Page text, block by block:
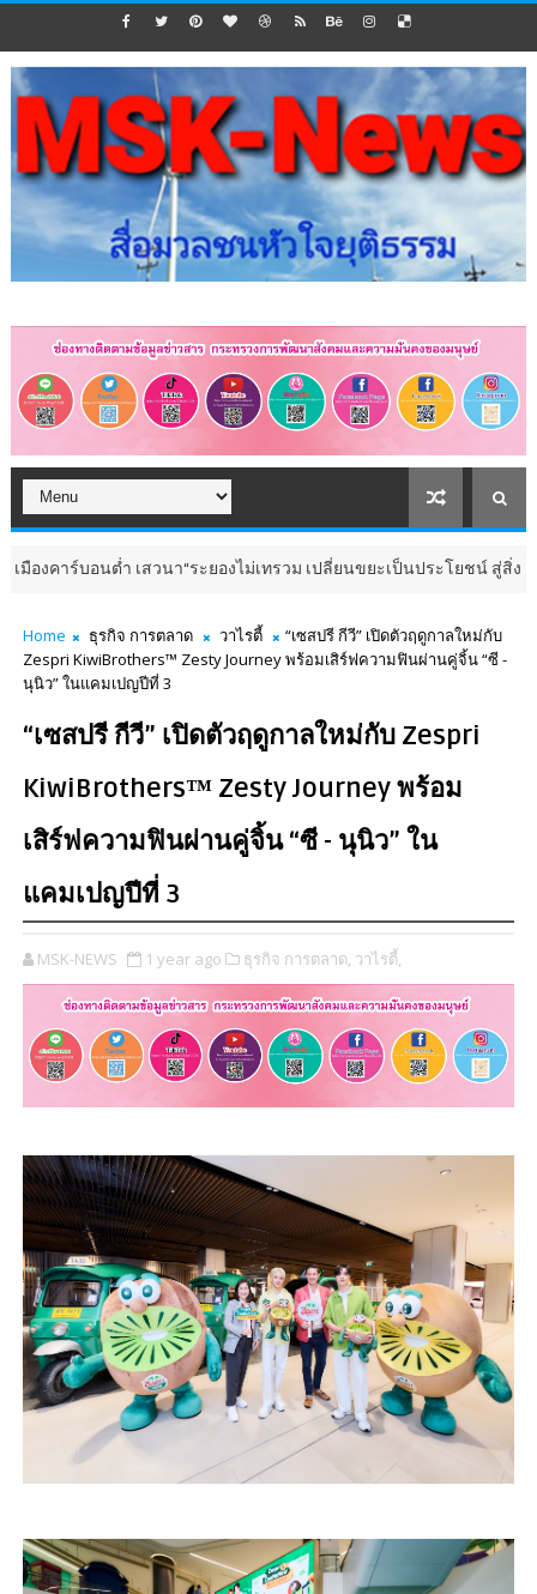
สวนา“ระยองไม่เทรวม เปลี่ยนขยะเป็นประโยชน์ สู่สิ่งแวดล้อมระยองที่ยั่ง
Home ธุรกิจ การตลาด วาไรตี้
“เซสปรี กีวี” เปิดตัวฤดูกาลใหม่กับ
Zespri KiwiBrothers™ Zesty Journey พร้อมเสิร์ฟความฟินผ่านคู่จิ้น “ซี -
นุนิว” ในแคมเปญปีที่ 3
“เซสปรี กีวี” เปิดตัวฤดูกาลใหม่กับ Zespri
KiwiBrothers™ Zesty Journey พร้อม
เสิร์ฟความฟินผ่านคู่จิ้น “ซี - นุนิว” ใน
แคมเปญปีที่ 3
MSK-NEWS 1 year ago ธุรกิจ การตลาด, วาไรตี้,